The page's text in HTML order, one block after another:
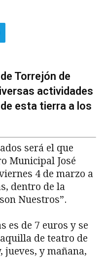
Torrejón de
actividades
esta tierra a los
será el que
Municipal José
4 de marzo a
dentro de la
Nuestros”.
es de 7 euros y se
de teatro de
jueves, y mañana,